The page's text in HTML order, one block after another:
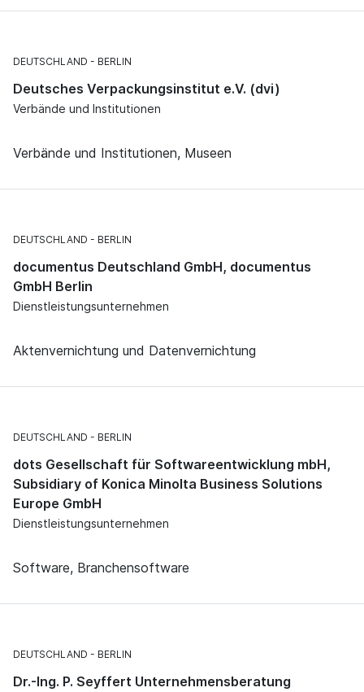
DEUTSCHLAND BERLIN
Deutsches Verpackungsinstitut e.V. (dvi)
Verbände und Institutionen
Verbände und Institutionen, Museen
DEUTSCHLAND BERLIN
documentus Deutschland GmbH, documentus
GmbH Berlin
Dienstleistungsunternehmen
Aktenvernichtung und Datenvernichtung
DEUTSCHLAND BERLIN
dots Gesellschaft für Softwareentwicklung mbH,
Subsidiary of Konica Minolta Business Solutions
Europe GmbH
Dienstleistungsunternehmen
Software, Branchensoftware
DEUTSCHLAND BERLIN
Dr.-Ing. P. Seyffert Unternehmensberatung